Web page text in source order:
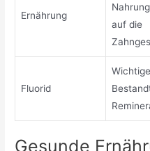
Ernährung
auf die
Fluorid
Gesunde